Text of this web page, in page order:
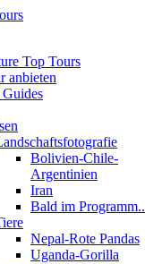
Top Tours
anbieten
Bolivien-Chile-
Argentinien
Iran
Bald im Programm..
Nepal-Rote Pandas
Uganda-Gorilla